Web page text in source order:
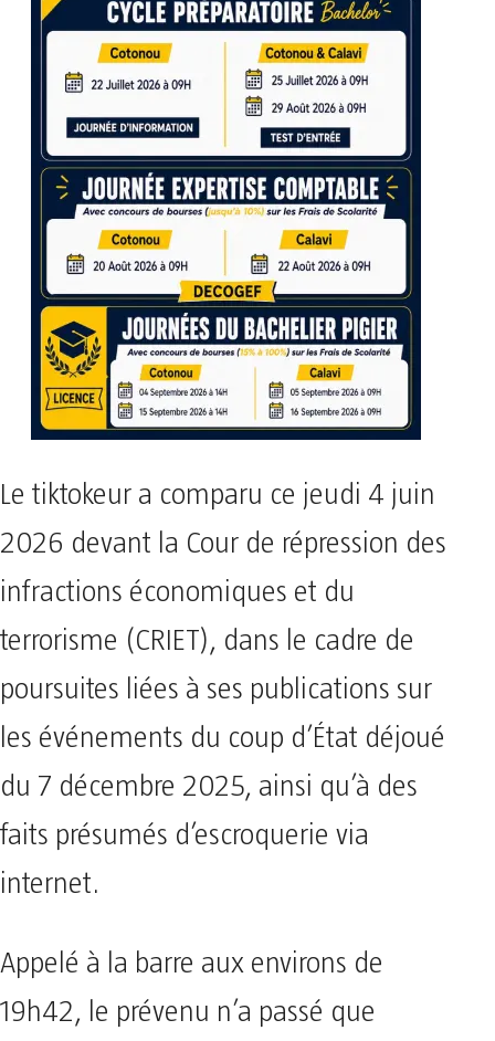
Le tiktokeur a comparu ce jeudi 4 juin
2026 devant la Cour de répression des
infractions économiques et du
terrorisme (CRIET), dans le cadre de
poursuites liées à ses publications sur
les événements du coup d’État déjoué
du 7 décembre 2025, ainsi qu’à des
faits présumés d’escroquerie via
internet.
Appelé à la barre aux environs de
19h42, le prévenu n’a passé que